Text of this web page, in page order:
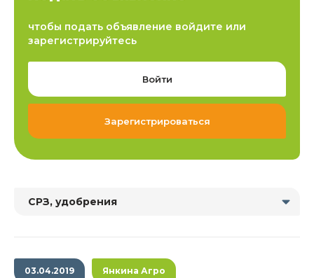
чтобы подать объявление войдите или
зарегистрируйтесь
Войти
Зарегистрироваться
СРЗ, удобрения
03.04.2019 Янкина Агро